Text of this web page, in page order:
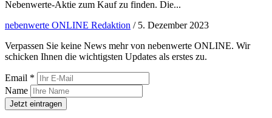
Nebenwerte-Aktie zum Kauf zu finden. Die...
nebenwerte ONLINE Redaktion / 5. Dezember 2023
Verpassen Sie keine News mehr von nebenwerte ONLINE. Wir
schicken Ihnen die wichtigsten Updates als erstes zu.
Email *
Name